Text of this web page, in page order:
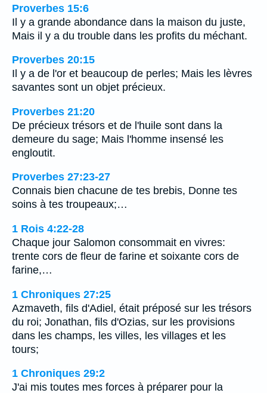
Proverbes 15:6
Il y a grande abondance dans la maison du juste,
Mais il y a du trouble dans les profits du méchant.
Proverbes 20:15
Il y a de l'or et beaucoup de perles; Mais les lèvres
savantes sont un objet précieux.
Proverbes 21:20
De précieux trésors et de l'huile sont dans la
demeure du sage; Mais l'homme insensé les
engloutit.
Proverbes 27:23-27
Connais bien chacune de tes brebis, Donne tes
soins à tes troupeaux;…
1 Rois 4:22-28
Chaque jour Salomon consommait en vivres:
trente cors de fleur de farine et soixante cors de
farine,…
1 Chroniques 27:25
Azmaveth, fils d'Adiel, était préposé sur les trésors
du roi; Jonathan, fils d'Ozias, sur les provisions
dans les champs, les villes, les villages et les
tours;
1 Chroniques 29:2
J'ai mis toutes mes forces à préparer pour la